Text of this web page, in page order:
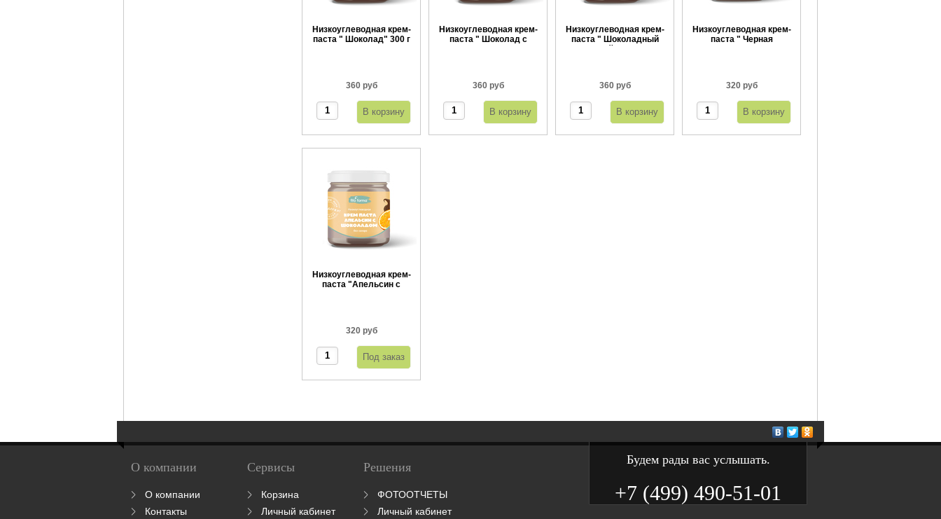
Низкоуглеводная крем-
паста " Шоколад" 300 г
360 руб
Низкоуглеводная крем-
паста " Шоколад с
360 руб
Низкоуглеводная крем-
паста " Шоколадный
360 руб
Низкоуглеводная крем-
паста " Черная
320 руб
Низкоуглеводная крем-
паста "Апельсин с
320 руб
Будем рады вас услышать.
+7 (499) 490-51-01
О компании
О компании
Контакты
Сервисы
Корзина
Личный кабинет
Решения
ФОТООТЧЕТЫ
Личный кабинет